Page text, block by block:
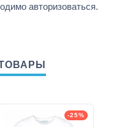
авторизоваться.
-25%